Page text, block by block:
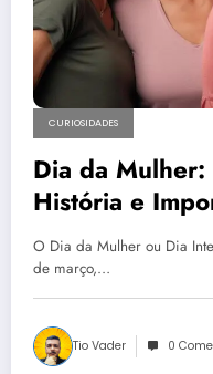
CURIOSIDADES
Dia da
História e
Março
O Dia da Mulher ou Dia
de março,…
Tio Vader 0